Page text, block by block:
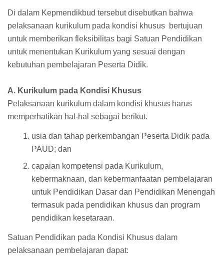
Di dalam Kepmendikbud tersebut disebutkan bahwa
pelaksanaan kurikulum pada kondisi khusus bertujuan
untuk memberikan fleksibilitas bagi Satuan Pendidikan
untuk menentukan Kurikulum yang sesuai dengan
kebutuhan pembelajaran Peserta Didik.
A. Kurikulum pada Kondisi Khusus
Pelaksanaan kurikulum dalam kondisi khusus harus
memperhatikan hal-hal sebagai berikut.
usia dan tahap perkembangan Peserta Didik pada
PAUD; dan
capaian kompetensi pada Kurikulum,
kebermaknaan, dan kebermanfaatan pembelajaran
untuk Pendidikan Dasar dan Pendidikan Menengah
termasuk pada pendidikan khusus dan program
pendidikan kesetaraan.
Satuan Pendidikan pada Kondisi Khusus dalam
pelaksanaan pembelajaran dapat: